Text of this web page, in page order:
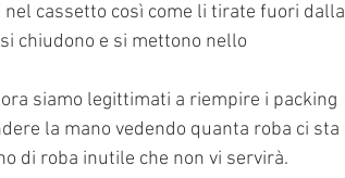
cassetto così come li tirate fuori dalla
chiudono e si mettono nello
siamo legittimati a riempire i packing
la mano vedendo quanta roba ci sta
di roba inutile che non vi servirà.